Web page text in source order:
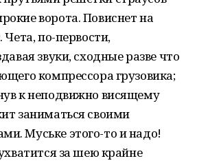
ворота. Повиснет на
Чета, по-первости,
звуки, сходные разве что
компрессора грузовика;
к неподвижно висящему
заниматься своими
Муське этого-то и надо!
за шею крайне